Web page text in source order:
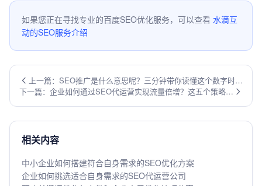
如果您正在寻找专业的百度SEO优化服务，可以查看 水滴互
动的SEO服务介绍
上一篇：SEO推广是什么意思呢？三分钟带你读懂这个数字时代
的流量密码
下一篇：企业如何通过SEO代运营实现流量倍增？这五个策略不
相关内容
中小企业如何搭建符合自身需求的SEO优化方案
企业如何挑选适合自身需求的SEO代运营公司